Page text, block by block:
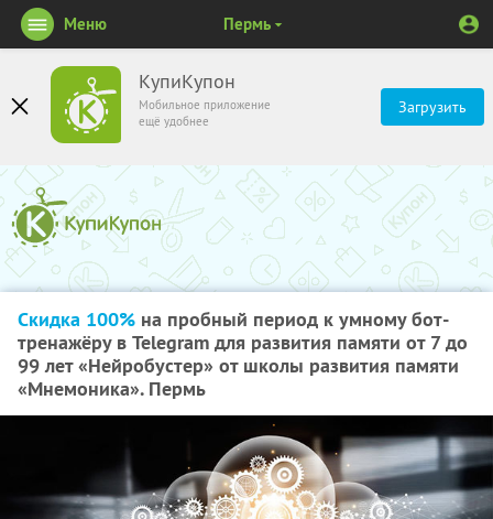
КупиКупон
Мобильное приложение
ещё удобнее
Загрузить
Меню Пермь
Скидка 100% на пробный период к умному бот-
тренажёру в Telegram для развития памяти от 7 до
99 лет «Нейробустер» от школы развития памяти
«Мнемоника». Пермь